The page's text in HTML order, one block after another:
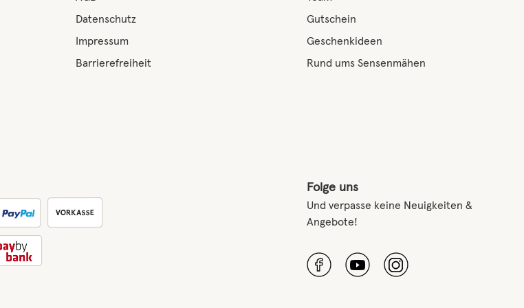
Datenschutz
Impressum
Barrierefreiheit
Gutschein
Geschenkideen
Rund ums Sensenmähen
Folge uns
Und verpasse keine Neuigkeiten &
Angebote!